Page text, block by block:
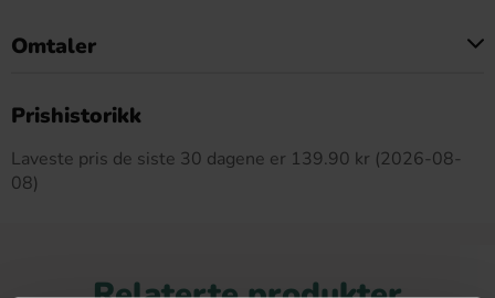
Omtaler
Prishistorikk
Laveste pris de siste 30 dagene er 139.90 kr (2026-08-
08)